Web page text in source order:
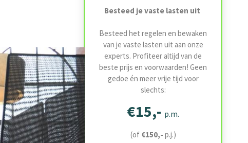
Besteed je vaste lasten uit
Besteed het regelen en bewaken
van je vaste lasten uit aan onze
experts. Profiteer altijd van de
beste prijs en voorwaarden! Geen
gedoe én meer vrije tijd voor
slechts:
€15,- p.m.
(of €150,- p.j.)